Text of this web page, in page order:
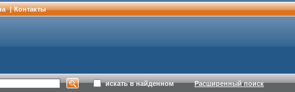
| Контакты
искать в найденном Расширенный поиск